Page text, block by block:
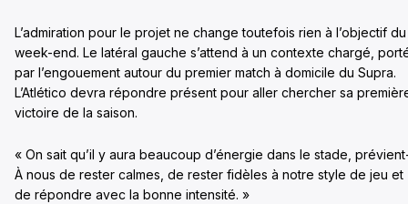
L’admiration pour le projet ne change toutefois rien à l’objectif du
week-end. Le latéral gauche s’attend à un contexte chargé,
par l’engouement autour du premier match à domicile du Supra.
L’Atlético devra répondre présent pour aller chercher sa
victoire de la saison.
« On sait qu’il y aura beaucoup d’énergie dans le stade,
À nous de rester calmes, de rester fidèles à notre style de jeu et
de répondre avec la bonne intensité. »